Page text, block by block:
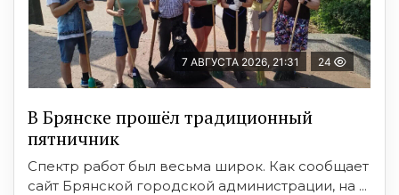
7 АВГУСТА 2026, 21:31 24
В Брянске прошёл традиционный
пятничник
Спектр работ был весьма широк. Как сообщает
сайт Брянской городской администрации, на ...